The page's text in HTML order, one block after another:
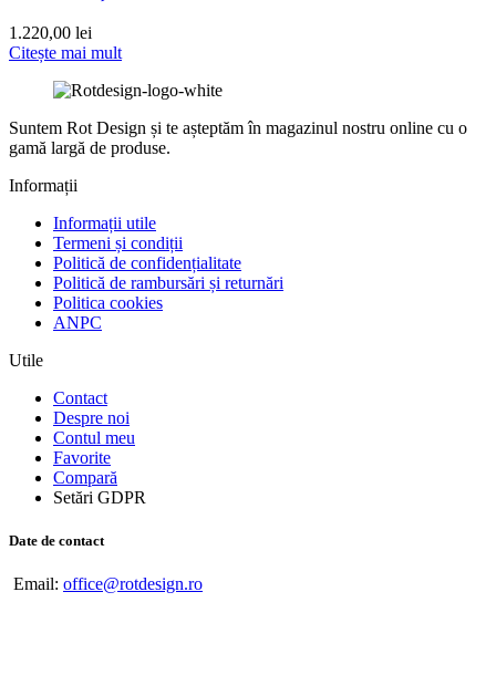
1.220,00 lei
Citește mai mult
Suntem Rot Design și te așteptăm în magazinul nostru online cu o
gamă largă de produse.
Informații
Informații utile
Termeni și condiții
Politică de confidențialitate
Politică de rambursări și returnări
Politica cookies
ANPC
Utile
Contact
Despre noi
Contul meu
Favorite
Compară
Setări GDPR
Date de contact
Email: office@rotdesign.ro